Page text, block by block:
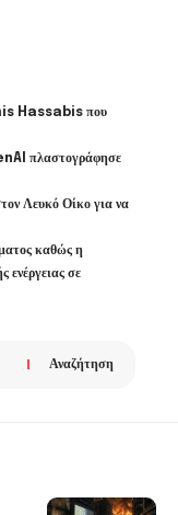
Hassabis που
πλαστογράφησε
Λευκό Οίκο για να
καθώς η
ενέργειας σε
Αναζήτηση